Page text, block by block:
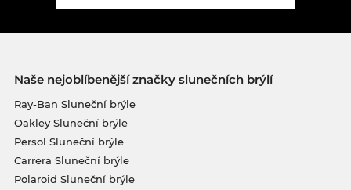
Naše nejoblíbenější značky slunečních brýlí
Ray-Ban Sluneční brýle
Oakley Sluneční brýle
Persol Sluneční brýle
Carrera Sluneční brýle
Polaroid Sluneční brýle